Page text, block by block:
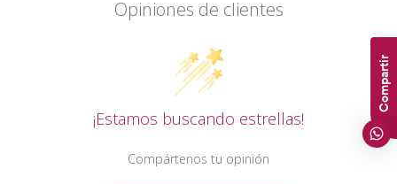
Opiniones de clientes
¡Estamos buscando estrellas!
Compártenos tu opinión
Compartir